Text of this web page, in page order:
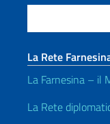
La Rete
La Farnesina – il
La Rete